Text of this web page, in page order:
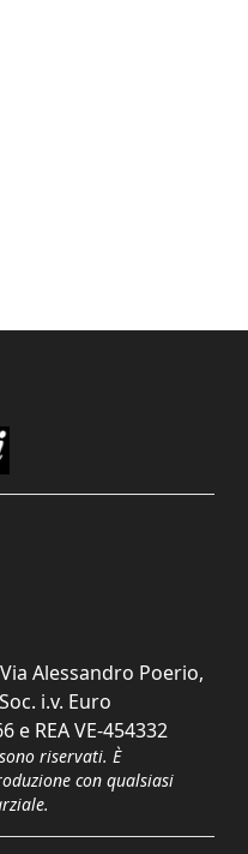
Alessandro Poerio,
i.v. Euro
e REA VE-454332
riservati. È
con qualsiasi